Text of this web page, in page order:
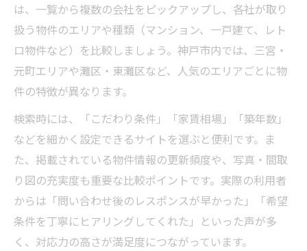
神戸の売買物件情報を上手に比較するコツ
不動産売買サイトの情報を徹底的に比較す
る方法
神戸市不動産会社一覧を活かした売買物件
の探し方
ランキング上位の不動産会社が選ばれる理
由
神戸 不動産売買で失敗しないための注意点
レトロ物件の売買メリットとデメリットを
解説
地域密着型サービスを通じた住まい選び体験
は、一覧から複数の会社をピックアップし、各社が取り
扱う物件のエリアや種類（マンション、一戸建て、レト
ロ物件など）を比較しましょう。神戸市内では、三宮・
元町エリアや灘区・東灘区など、人気のエリアごとに物
件の特徴が異なります。
検索時には、「こだわり条件」「家賃相場」「築年数」
などを細かく設定できるサイトを選ぶと便利です。ま
た、掲載されている物件情報の更新頻度や、写真・間取
り図の充実度も重要な比較ポイントです。実際の利用者
からは「問い合わせ後のレスポンスが早かった」「希望
条件を丁寧にヒアリングしてくれた」といった声が多
く、対応力の高さが満足度につながっています。